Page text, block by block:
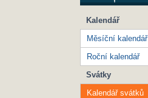
Kalendář
Měsíční kalendář
Roční kalendář
Svátky
Kalendář svátků